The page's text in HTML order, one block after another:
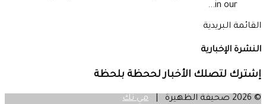
in our...
القائمة البريدية
النشرة الإخبارية
إشترك لتصلك الأخبار لححظة بلحظة
© 2026 صحيفة الظهيرة |
مي تك